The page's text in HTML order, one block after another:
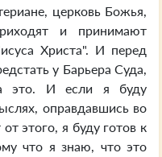
церковь Божья,
и принимают
Христа". И перед
у Барьера Суда,
это. И если я буду
оправдавшись во
этого, я буду готов к
что я знаю, что это